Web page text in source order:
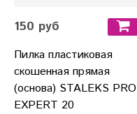
150 руб
Пилка пластиковая
скошенная прямая
(основа) STALEKS PRO
EXPERT 20